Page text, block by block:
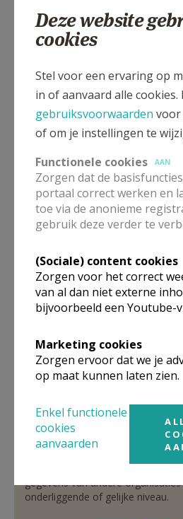
Terhulpensesteenweg 708
3090 Overijse
02 767 06 78
Stuur een mailtje
Google Maps
Niet gevonden wat je zocht? Hier
gegevens van andere
onderliggende of gelijke niveau.
Deze website
cookies
Stel voor een ervaring op
in of aanvaard alle cookies.
gebruiksvoorwaarden
of om je instellingen te
Functionele cookies
AAN
Zorgen dat de
portaal correct werken en
toe via de anonieme
gebruik deze verder te
(Sociale) content cookies
Zorgen voor het correct
van al dan niet externe
bijvoorbeeld een Youtube-
Marketing cookies
Zorgen ervoor dat we je
op maat kunnen laten zien.
Enkel functionele
cookies
aanvaarden